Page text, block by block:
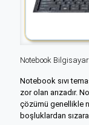
Notebook Bilgisayar
Notebook sıvı
zor olan arızadır.
çözümü genellikle
boşluklardan